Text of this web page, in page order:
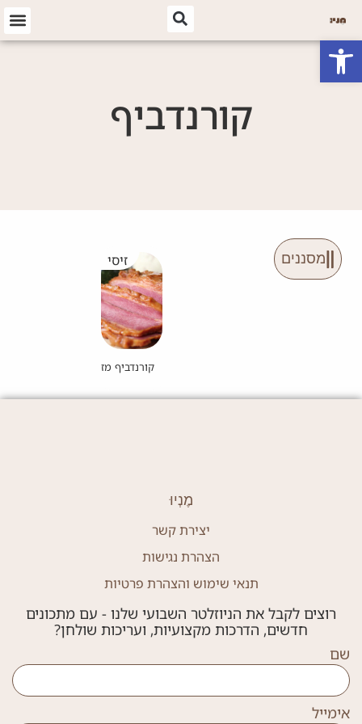
פתח סרגל נגישות
קורנדביף
מסננים זיסי
קורנדביף מזוגג עם קונפי חרדל
מֶנְיוּ
יצירת קשר
הצהרת נגישות
תנאי שימוש והצהרת פרטיות
רוצים לקבל את הניוזלטר השבועי שלנו - עם מתכונים
חדשים, הדרכות מקצועיות, ועריכות שולחן?
שם
אימייל